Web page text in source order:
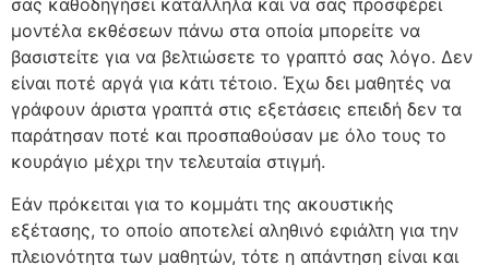
σας καθοδηγήσει κατάλληλα και να σας προσφέρει
μοντέλα εκθέσεων πάνω στα οποία μπορείτε να
βασιστείτε για να βελτιώσετε το γραπτό σας λόγο. Δεν
είναι ποτέ αργά για κάτι τέτοιο. Έχω δει μαθητές να
γράφουν άριστα γραπτά στις εξετάσεις επειδή δεν τα
παράτησαν ποτέ και προσπαθούσαν με όλο τους το
κουράγιο μέχρι την τελευταία στιγμή.
Εάν πρόκειται για το κομμάτι της ακουστικής
εξέτασης, το οποίο αποτελεί αληθινό εφιάλτη για την
πλειονότητα των μαθητών, τότε η απάντηση είναι και